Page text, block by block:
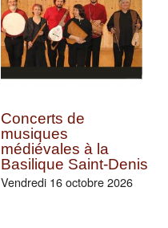
Concerts de
musiques
médiévales à la
Basilique Saint-Denis
Vendredi 16 octobre 2026